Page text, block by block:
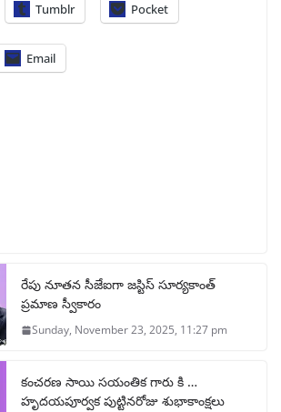
Tumblr Pocket
Email
రేపు నూతన సీజేఐగా జస్టిస్ సూర్యకాంత్
ప్రమాణ స్వీకారం
Sunday, November 23, 2025, 11:27 pm
కంచరణ సాయి సయంతిక గారు కి …
హృదయపూర్వక పుట్టినరోజు శుభాకాంక్షలు